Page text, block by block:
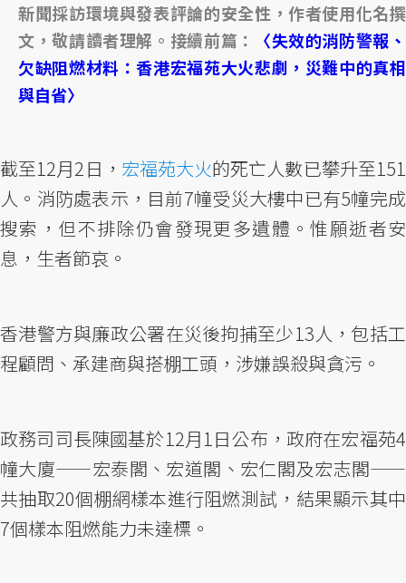
新聞採訪環境與發表評論的安全性，作者使用化名撰
文，敬請讀者理解。接續前篇：
〈失效的消防警報、
欠缺阻燃材料：香港宏福苑大火悲劇，災難中的真相
與自省〉
截至12月2日， 宏福苑大火的死亡人數已攀升至151
人。消防處表示，目前7幢受災大樓中已有5幢完成
搜索，但不排除仍會發現更多遺體。惟願逝者安
息，生者節哀。
香港警方與廉政公署在災後拘捕至少13人，包括工
程顧問、承建商與搭棚工頭，涉嫌誤殺與貪污。
政務司司長陳國基於12月1日公布，政府在宏福苑4
幢大廈——宏泰閣、宏道閣、宏仁閣及宏志閣——
共抽取20個棚網樣本進行阻燃測試，結果顯示其中
7個樣本阻燃能力未達標。